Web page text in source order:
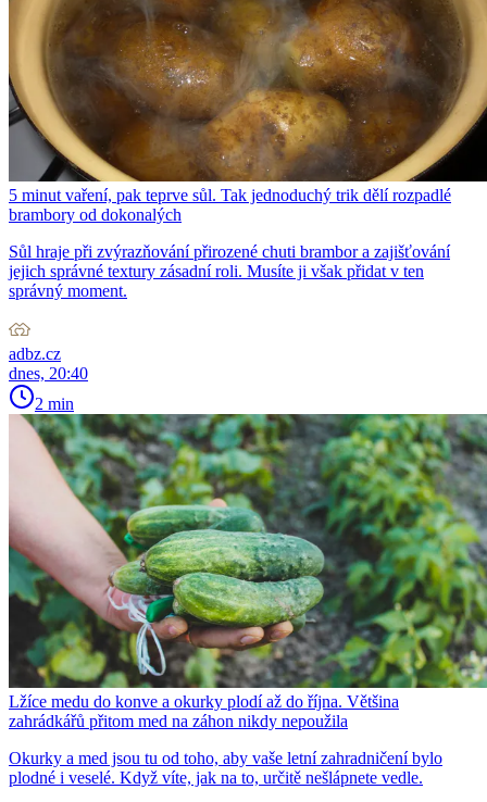
5 minut vaření, pak teprve sůl. Tak jednoduchý trik dělí rozpadlé
brambory od dokonalých
Sůl hraje při zvýrazňování přirozené chuti brambor a zajišťování
jejich správné textury zásadní roli. Musíte ji však přidat v ten
správný moment.
adbz.cz
dnes, 20:40
2 min
Lžíce medu do konve a okurky plodí až do října. Většina
zahrádkářů přitom med na záhon nikdy nepoužila
Okurky a med jsou tu od toho, aby vaše letní zahradničení bylo
plodné i veselé. Když víte, jak na to, určitě nešlápnete vedle.